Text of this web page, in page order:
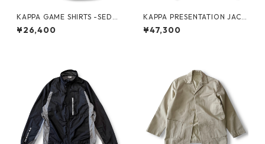
KAPPA GAME SHIRTS -SEDA
N ALL-PURPOSE-
¥26,400
KAPPA PRESENTATION JACK
ET -SEDAN ALL-PURPOSE-
¥47,300